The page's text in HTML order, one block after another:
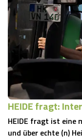
HEIDE fragt:
HEIDE fragt ist eine
und über echte (n)